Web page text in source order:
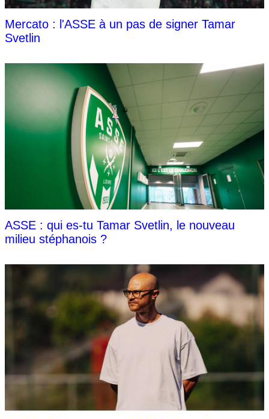
Mercato : l'ASSE à un pas de signer Tamar
Svetlin
ASSE : qui es-tu Tamar Svetlin, le nouveau
milieu stéphanois ?